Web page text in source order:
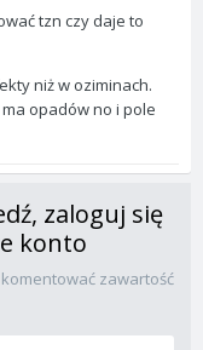
tzn czy daje to
niż w oziminach.
opadów no i pole
zaloguj się
konto
zawartość